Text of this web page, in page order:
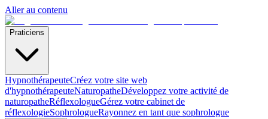
Aller au contenu
Praticiens
HypnothérapeuteCréez votre site web
d'hypnothérapeuteNaturopatheDéveloppez votre activité de
naturopatheRéflexologueGérez votre cabinet de
réflexologieSophrologueRayonnez en tant que sophrologue